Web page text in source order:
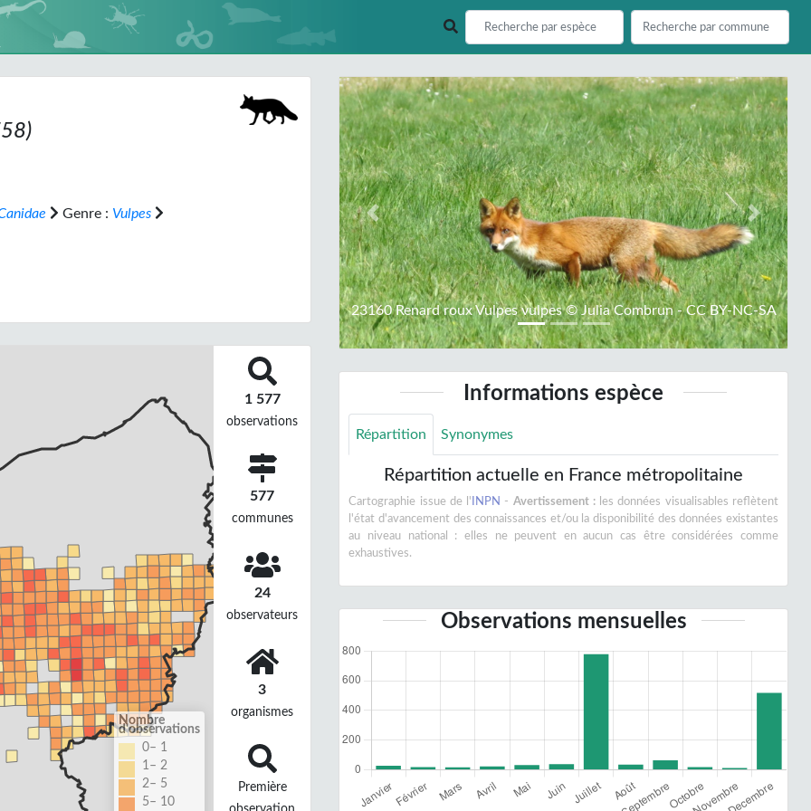
Genre : Vulpes
Nombre
d'observations
0– 1
1– 2
2– 5
5– 10
1 577
observations
577
communes
24
observateurs
3
organismes
Première
23160 Renard roux Vulpes vulpes © Julia Combrun - CC BY-NC-SA
Previous Next
Informations espèce
Répartition Synonymes
Répartition actuelle en France métropolitaine
Cartographie issue de l' INPN - Avertissement :les données visualisables reflètent
l'état d'avancement des connaissances et/ou la disponibilité des données existantes
au niveau national : elles ne peuvent en aucun cas être considérées comme
exhaustives.
Observations mensuelles